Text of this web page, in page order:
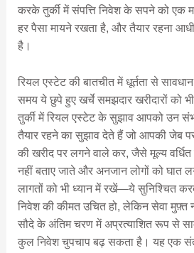
करके तुर्की में संपत्ति निवेश के सपने को एक
हर पैसा मायने रखता है, और तैयार रहना
है।
रियल एस्टेट की बातचीत में धूर्तता से
समय ये छुपे हुए खर्चे समझदार खरीदारों को
तुर्की में रियल एस्टेट के सुझाव आपको उन
तैयार रहने का सुझाव देते हैं जो आपकी जेब
की खरीद पर लगने वाले कर, जैसे मूल्य
नहीं बताए जाते और अनजान लोगों को घात
लागतों को भी ध्यान में रखें—ये सुनिश्चित
निवेश की कीमत उचित हो, लेकिन सेवा मुफ़्त
सौदे के अंतिम चरण में अप्रत्याशित रूप से
कुल निवेश चुपचाप बढ़ सकता है। यह एक